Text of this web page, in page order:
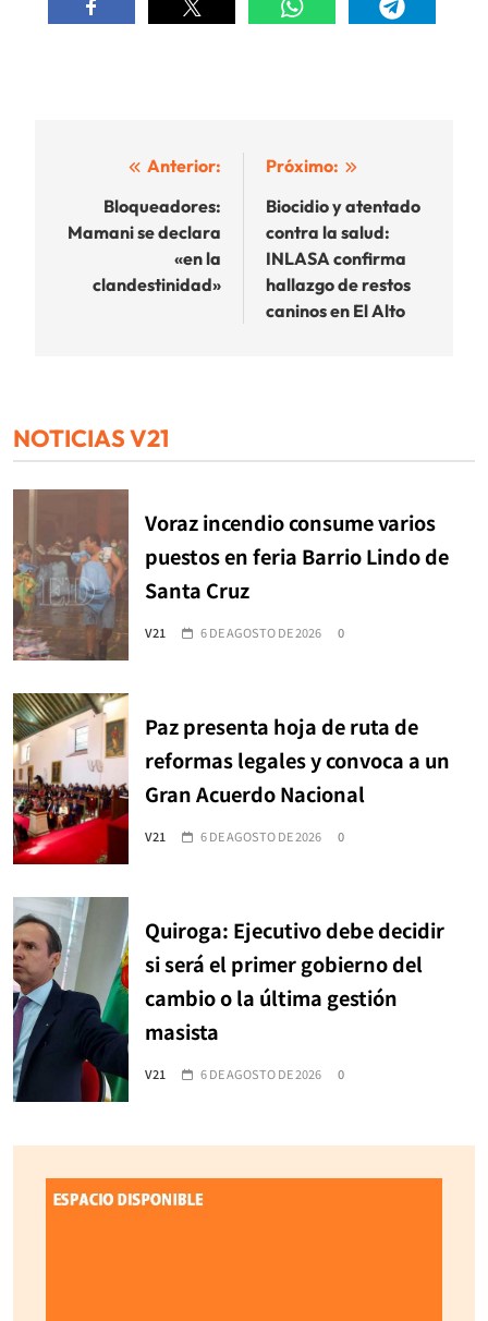
Navegación
entradas
Anterior:
Bloqueadores:
Mamani se declara
«en la
clandestinidad»
Próximo:
Biocidio y atentado
contra la salud:
INLASA confirma
hallazgo de restos
caninos en El Alto
NOTICIAS V21
Voraz incendio consume varios
puestos en feria Barrio Lindo de
Santa Cruz
V21 6 DE AGOSTO DE 2026 0
Paz presenta hoja de ruta de
reformas legales y convoca a un
Gran Acuerdo Nacional
V21 6 DE AGOSTO DE 2026 0
Quiroga: Ejecutivo debe decidir
si será el primer gobierno del
cambio o la última gestión
masista
V21 6 DE AGOSTO DE 2026 0